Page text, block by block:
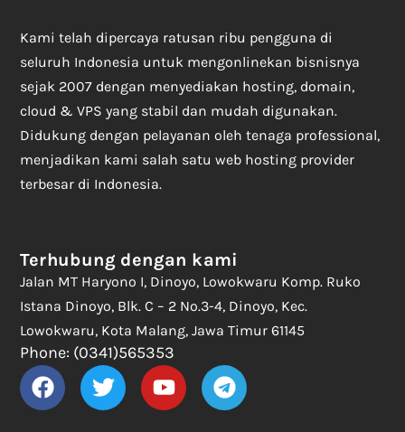
Kami telah dipercaya ratusan ribu pengguna di
seluruh Indonesia untuk mengonlinekan bisnisnya
sejak 2007 dengan menyediakan hosting, domain,
cloud & VPS yang stabil dan mudah digunakan.
Didukung dengan pelayanan oleh tenaga professional,
menjadikan kami salah satu web hosting provider
terbesar di Indonesia.
Terhubung dengan kami
Jalan MT Haryono I, Dinoyo, Lowokwaru Komp. Ruko
Istana Dinoyo, Blk. C – 2 No.3-4, Dinoyo, Kec.
Lowokwaru, Kota Malang, Jawa Timur 61145
Phone: (0341)565353